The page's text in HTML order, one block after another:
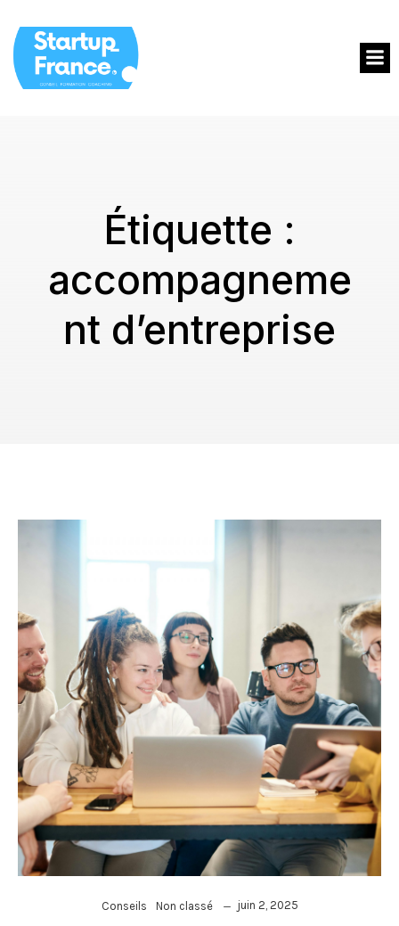
Étiquette :
accompagneme
nt d’entreprise
Conseils Non classé juin 2, 2025